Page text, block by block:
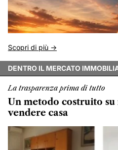
Scopri di più ->
DENTRO IL MERCATO
La trasparenza prima di tutto
Un metodo costruito
vendere casa